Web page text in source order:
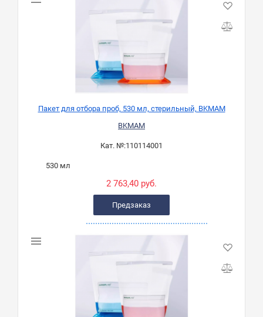
Пакет для отбора проб, 530 мл, стерильный, BKMAM
BKMAM
Кат. №:110114001
530 мл
2 763,40 руб.
Предзаказ